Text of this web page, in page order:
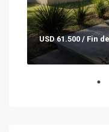
USD 61.500 / Fin